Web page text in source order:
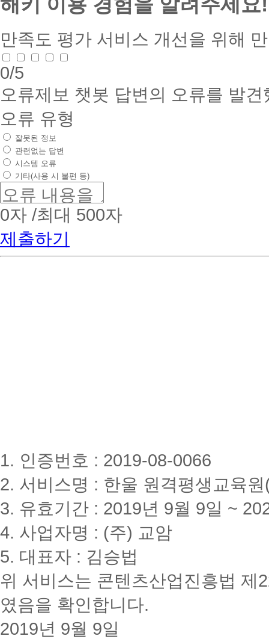
만족도 평가 서비스 개선을 위해
0/5
오류제보 챗봇 답변의 오류를 발
오류 유형
잘못된 정보
관련없는 답변
시스템 오류
기타(사용 시 불편 등)
0자 /최대 500자
제출하기
1. 인증번호 : 2019-08-0066
2. 서비스명 : 한울 원격평생교육
3. 유효기간 : 2019년 9월 9일 ~
4. 사업자명 : (주) 교암
5. 대표자 : 김승법
위 서비스는 콘텐츠산업진흥법 제
였음을 확인합니다.
2019년 9월 9일